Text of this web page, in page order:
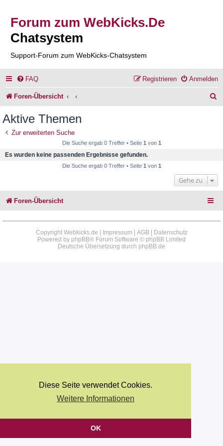
Diese Seite verwendet Cookies.
Weitere Informationen
OK
Forum zum WebKicks.De
Chatsystem
Support-Forum zum WebKicks-Chatsystem
FAQ Anmelden
Registrieren
Foren-Übersicht
Aktive Themen
Zur erweiterten Suche
Die Suche ergab 0 Treffer • Seite 1 von 1
Es wurden keine passenden Ergebnisse gefunden.
Die Suche ergab 0 Treffer • Seite 1 von 1
Gehe zu
Foren-Übersicht
Copyright Webkicks.de | Impressum AGB|
Datenschutz
Powered by phpBB® Forum Software © phpBB Limited
Deutsche Übersetzung durch phpBB.de